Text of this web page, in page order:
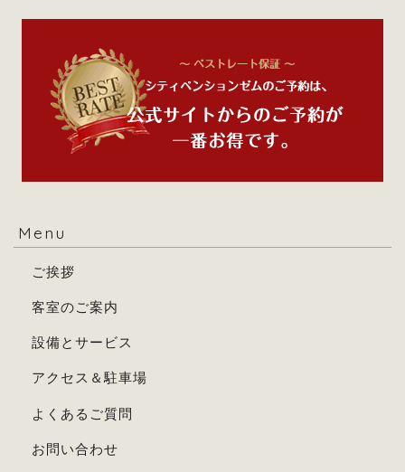
Menu
ご挨拶
客室のご案内
設備とサービス
アクセス＆駐車場
よくあるご質問
お問い合わせ